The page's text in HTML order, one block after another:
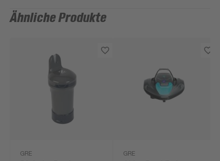
Ähnliche Produkte
GRE GRE